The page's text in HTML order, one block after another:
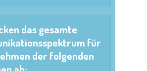
das gesamte
für
der folgenden